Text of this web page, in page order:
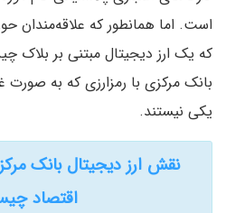
است. اما همانطور که علاقه‌مندان
که یک ارز دیجیتال مبتنی بر
بانک مرکزی با رمزارزی که به
یکی نیستند.
اقتصاد